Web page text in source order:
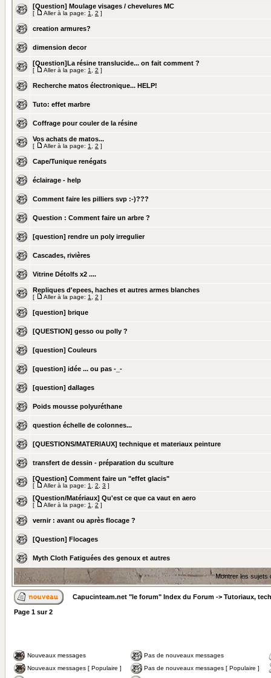
[Question] Moulage visages / chevelures MC
[ Aller à la page: 1 2 ]
creation armures?
dimension decor
[Question]La résine translucide... on fait comment ?
[ Aller à la page: 1 2 ]
Recherche matos électronique... HELP!
Tuto: effet marbre
Coffrage pour couler de la résine
Vos achats de matos...
[ Aller à la page: 1 2 ]
Cape/Tunique renégats
éclairage - help
Comment faire les pilliers svp :-)???
Question : Comment faire un arbre ?
[question] rendre un poly irregulier
Cascades, rivières
Vitrine Détolfs x2 ....
Repliques d'epees, haches et autres armes blanches
[ Aller à la page: 1 2 ]
[question] brique
[QUESTION] gesso ou polly ?
[question] Couleurs
[question] idée ... ou pas -_-
[question] dallages
Poids mousse polyuréthane
question échelle de colonnes...
[QUESTIONS/MATERIAUX] technique et materiaux peinture
transfert de dessin - préparation du sculture
[Question] Comment faire un "effet glacis"
[ Aller à la page: 1 2 3 ]
[Question/Matériaux] Qu'est ce que ca vaut en aero
[ Aller à la page: 1 2 ]
vernir : avant ou après flocage ?
[Question] Flocages
Myth Cloth Fatiguées des genoux et autres
Montrer les sujets
Capucinteam.net "le forum" Index du Forum -> Tutoriaux,
Page 1 sur2
Nouveaux messages
Pas de nouveaux messages
Nouveaux messages [ Populaire ]
Pas de nouveaux messages [ Populaire ]